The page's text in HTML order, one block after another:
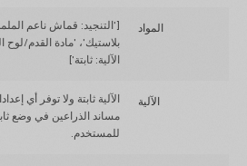
المواد
['التنجيد: قماش ناعم
بلاستيك'، 'مادة القدم/
الآلية: ثابتة']
الآلية
الآلية ثابتة ولا توفر أي
مساند الذراعين في وضع
للمستخدم.